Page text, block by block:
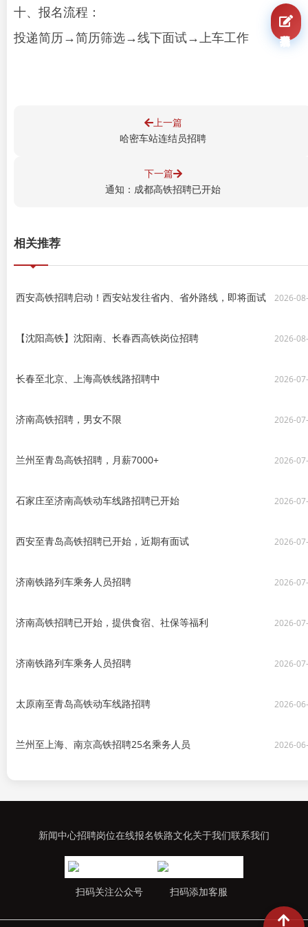
十、报名流程：
投递简历→简历筛选→线下面试→上车工作
上一篇
哈密车站连结员招聘
下一篇
通知：成都高铁招聘已开始
相关推荐
西安高铁招聘启动！西安站发往省内、省外路线，即将面试 2026-
【沈阳高铁】沈阳南、长春西高铁岗位招聘 2026-
长春至北京、上海高铁线路招聘中 2026-
济南高铁招聘，男女不限 2026-
兰州至青岛高铁招聘，月薪7000+ 2026-
石家庄至济南高铁动车线路招聘已开始 2026-
西安至青岛高铁招聘已开始，近期有面试 2026-
济南铁路列车乘务人员招聘 2026-
济南高铁招聘已开始，提供食宿、社保等福利 2026-
济南铁路列车乘务人员招聘 2026-
太原南至青岛高铁动车线路招聘 2026-
兰州至上海、南京高铁招聘25名乘务人员 2026-
新闻中心招聘岗位在线报名铁路文化关于我们联系我们
扫码关注公众号 扫码添加客服
我要报名